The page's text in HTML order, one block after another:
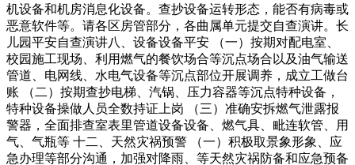
机设备和机房消息化设备。查抄设备运转形态，能否有病毒或
恶意软件等。请各区房管部分，各曲属单元提交自查演讲。长
儿园平安自查演讲八、设备设备平安 （一）按期对配电室、
校园施工现场、利用燃气的餐饮场合等沉点场合以及油气输送
管道、电网线、水电气设备等沉点部位开展调养，成立工做台
账 （二）按期查抄电梯、汽锅、压力容器等沉点特种设备，
特种设备操做人员全数持证上岗 （三）准确安拆燃气泄露报
警器，全面排查室表里管道设备设备、燃气具、毗连软管、用
气、气瓶等 十二、天然灾祸预警 （一）积极取景象形象、应
急办理等部分沟通，加强对降雨、等天然灾祸防备和应急预备